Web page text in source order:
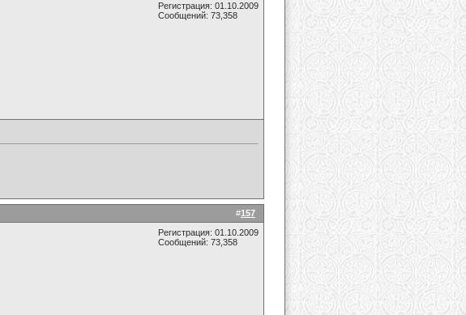
Регистрация: 01.10.2009
Сообщений: 73,358
#157
Регистрация: 01.10.2009
Сообщений: 73,358